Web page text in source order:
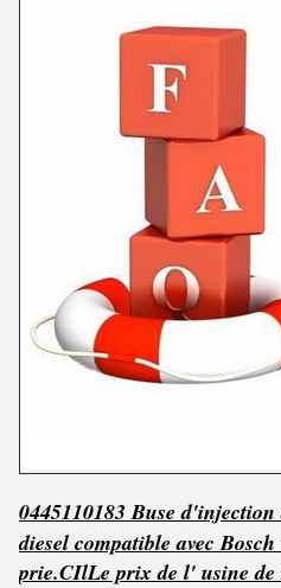
0445110183 Buse
diesel compatible avec
prie.CIlLe prix de l' usine